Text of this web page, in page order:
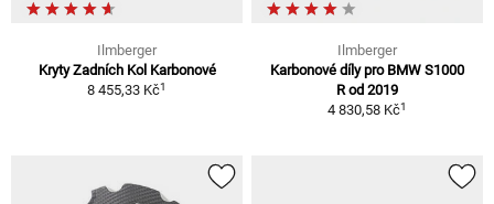
Ilmberger
Kryty Zadních Kol Karbonové
8 455,33 Kč1
Ilmberger
Karbonové díly pro BMW S1000
R od 2019
4 830,58 Kč1